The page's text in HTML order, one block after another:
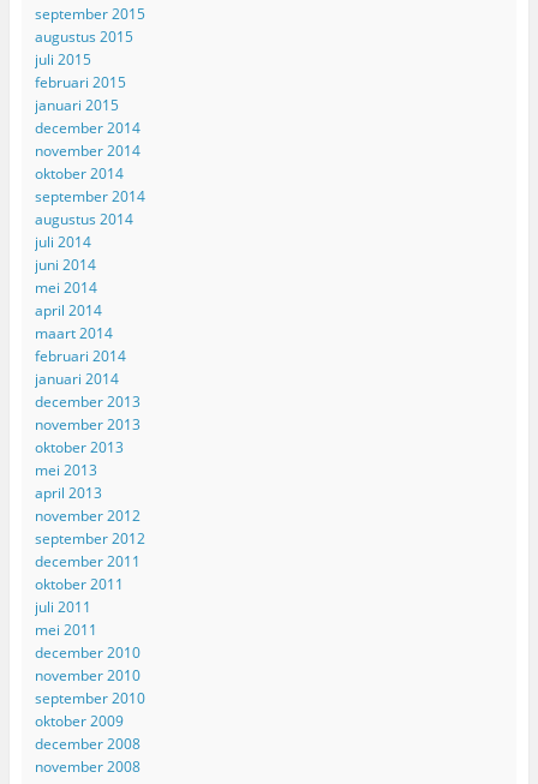
september 2015
augustus 2015
juli 2015
februari 2015
januari 2015
december 2014
november 2014
oktober 2014
september 2014
augustus 2014
juli 2014
juni 2014
mei 2014
april 2014
maart 2014
februari 2014
januari 2014
december 2013
november 2013
oktober 2013
mei 2013
april 2013
november 2012
september 2012
december 2011
oktober 2011
juli 2011
mei 2011
december 2010
november 2010
september 2010
oktober 2009
december 2008
november 2008